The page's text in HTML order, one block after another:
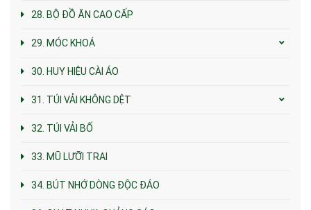
28. BỘ ĐỒ ĂN CAO CẤP
29. MÓC KHOÁ
30. HUY HIỆU CÀI ÁO
31. TÚI VẢI KHÔNG DỆT
32. TÚI VẢI BỐ
33. MŨ LƯỠI TRAI
34. BÚT NHỚ DÒNG ĐỘC ĐÁO